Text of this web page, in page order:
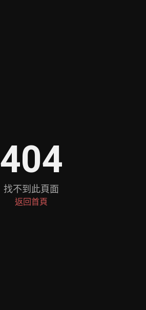
404
找不到此頁面
返回首頁